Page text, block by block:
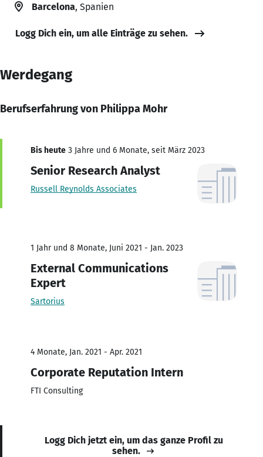
Barcelona, Spanien
Logg Dich ein, um alle Einträge zu sehen.
Werdegang
Berufserfahrung von Philippa Mohr
Bis heute 3 Jahre und 6 Monate, seit März 2023
Senior Research Analyst
Russell Reynolds Associates
1 Jahr und 8 Monate, Juni 2021 - Jan. 2023
External Communications
Expert
Sartorius
4 Monate, Jan. 2021 - Apr. 2021
Corporate Reputation Intern
FTI Consulting
Logg Dich jetzt ein, um das ganze Profil zu
sehen.